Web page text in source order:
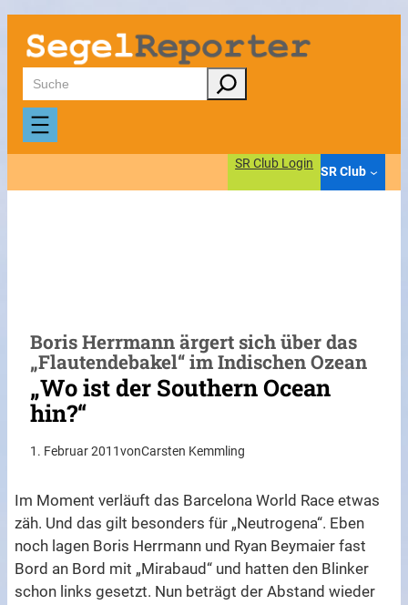
Zum
Inhalt
springen
Suchen
SR Club Login
SR Club
Boris Herrmann ärgert sich über das
„Flautendebakel“ im Indischen Ozean
„Wo ist der Southern Ocean
hin?“
1. Februar 2011vonCarsten Kemmling
Im Moment verläuft das Barcelona World Race etwas
zäh. Und das gilt besonders für „Neutrogena“. Eben
noch lagen Boris Herrmann und Ryan Beymaier fast
Bord an Bord mit „Mirabaud“ und hatten den Blinker
schon links gesetzt. Nun beträgt der Abstand wieder